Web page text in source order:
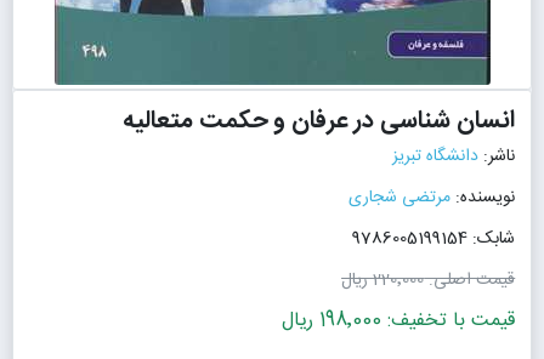
انسان شناسی در عرفان و حکمت متعالیه
ناشر: دانشگاه تبریز
نویسنده: مرتضی شجاری
شابک: 9786005199154
قیمت اصلی:220٬000 ریال
قیمت با تخفیف: 198٬000 ریال